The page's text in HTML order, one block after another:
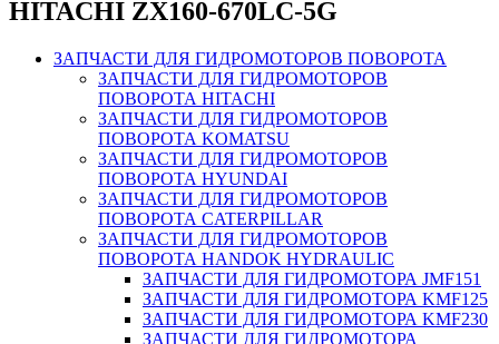
HITACHI ZX160-670LC-5G
ЗАПЧАСТИ ДЛЯ ГИДРОМОТОРОВ ПОВОРОТА
ЗАПЧАСТИ ДЛЯ ГИДРОМОТОРОВ
ПОВОРОТА HITACHI
ЗАПЧАСТИ ДЛЯ ГИДРОМОТОРОВ
ПОВОРОТА KOMATSU
ЗАПЧАСТИ ДЛЯ ГИДРОМОТОРОВ
ПОВОРОТА HYUNDAI
ЗАПЧАСТИ ДЛЯ ГИДРОМОТОРОВ
ПОВОРОТА CATERPILLAR
ЗАПЧАСТИ ДЛЯ ГИДРОМОТОРОВ
ПОВОРОТА HANDOK HYDRAULIC
ЗАПЧАСТИ ДЛЯ ГИДРОМОТОРА JMF151
ЗАПЧАСТИ ДЛЯ ГИДРОМОТОРА KMF125
ЗАПЧАСТИ ДЛЯ ГИДРОМОТОРА KMF230
ЗАПЧАСТИ ДЛЯ ГИДРОМОТОРА